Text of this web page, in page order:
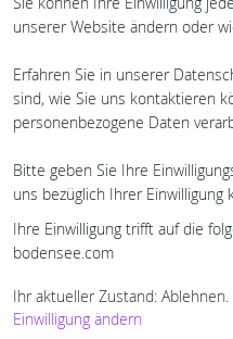
Sie können Ihre Einwilligung
unserer Website ändern oder
Erfahren Sie in unserer
sind, wie Sie uns kontaktieren
personenbezogene Daten
Bitte geben Sie Ihre
uns bezüglich Ihrer Einwilligung
Ihre Einwilligung trifft auf die
bodensee.com
Ihr aktueller Zustand: Ablehnen.
Einwilligung ändern